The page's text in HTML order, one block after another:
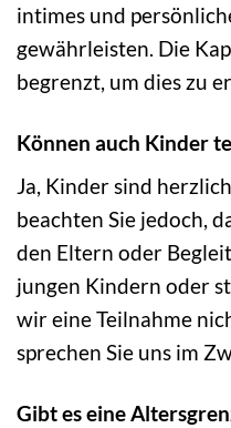
intimes und
gewährleisten. Die
begrenzt, um dies zu
Können auch Kinder
Ja, Kinder sind
beachten Sie jedoch,
den Eltern oder
jungen Kindern oder
wir eine Teilnahme
sprechen Sie uns im
Gibt es eine